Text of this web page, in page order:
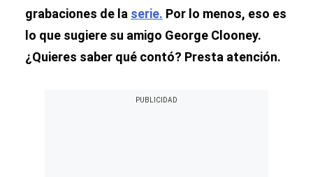
grabaciones de la serie. Por lo menos, eso es
lo que sugiere su amigo George Clooney.
¿Quieres saber qué contó? Presta atención.